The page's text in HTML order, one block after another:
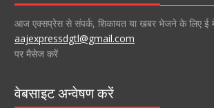
आज एक्सप्रेस से संपर्क, शिकायत या खबर भेजने के लिए ई
aajexpressdgtl@gmail.com
पर मैसेज करें
वेबसाइट अन्वेषण करें